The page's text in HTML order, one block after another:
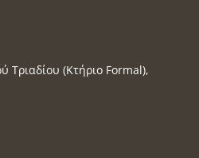
Τριαδίου (Κτήριο Formal),